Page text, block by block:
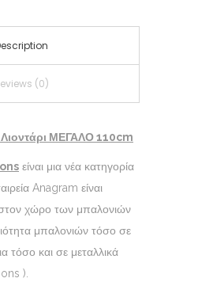
(0)
ΜΕΓΑΛΟ 110cm
είναι μια νέα κατηγορία
Anagram είναι
στον χώρο των μπαλονιών
μπαλονιών τόσο σε
τόσο και σε μεταλλικά
).